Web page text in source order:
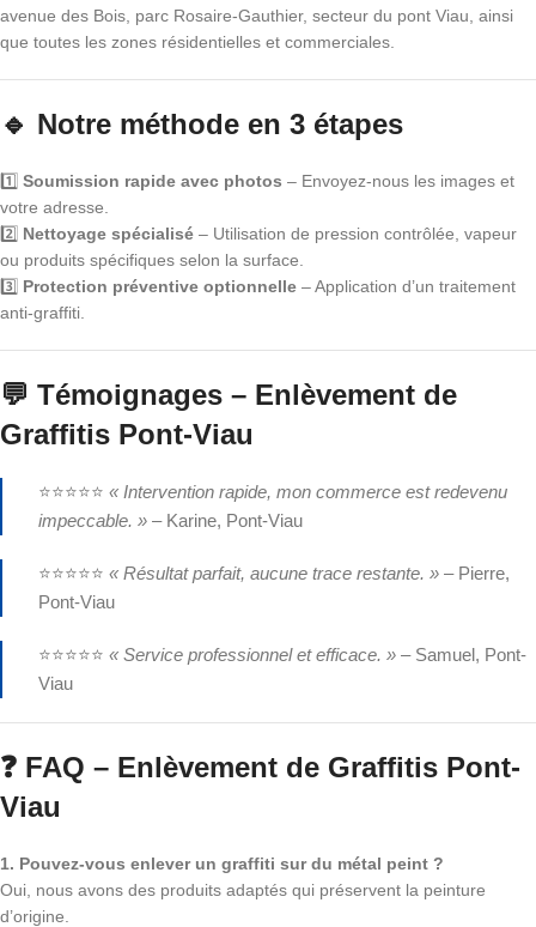
avenue des Bois, parc Rosaire-Gauthier, secteur du pont Viau, ainsi
que toutes les zones résidentielles et commerciales.
🔹 Notre méthode en 3 étapes
1️⃣ Soumission rapide avec photos – Envoyez-nous les images et
votre adresse.
2️⃣ Nettoyage spécialisé – Utilisation de pression contrôlée, vapeur
ou produits spécifiques selon la surface.
3️⃣ Protection préventive optionnelle – Application d’un traitement
anti-graffiti.
💬 Témoignages – Enlèvement de
Graffitis Pont-Viau
⭐⭐⭐⭐⭐ « Intervention rapide, mon commerce est redevenu
impeccable. » – Karine, Pont-Viau
⭐⭐⭐⭐⭐ « Résultat parfait, aucune trace restante. » – Pierre,
Pont-Viau
⭐⭐⭐⭐⭐ « Service professionnel et efficace. » – Samuel, Pont-
Viau
❓ FAQ – Enlèvement de Graffitis Pont-
Viau
1. Pouvez-vous enlever un graffiti sur du métal peint ?
Oui, nous avons des produits adaptés qui préservent la peinture
d’origine.